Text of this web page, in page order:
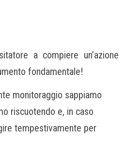
a compiere un’azione
fondamentale!
monitoraggio sappiamo
riscuotendo e, in caso
tempestivamente per